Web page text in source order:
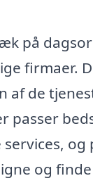
på
firmaer.
de
passer
og